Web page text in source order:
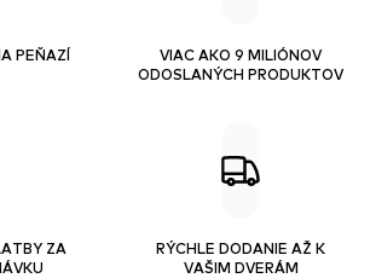
PEŇAZÍ
VIAC AKO 9 MILIÓNOV
ODOSLANÝCH PRODUKTOV
ZA
RÝCHLE DODANIE AŽ K
VAŠIM DVERÁM